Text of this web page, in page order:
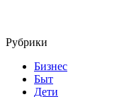
Рубрики
Бизнес
Быт
Дети